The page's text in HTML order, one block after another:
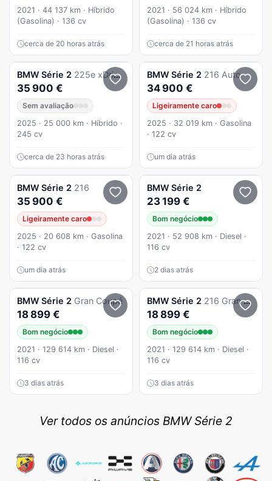
2021 · 44 137 km · Híbrido
(Gasolina) · 136 cv
cerca de 20 horas atrás
2021 · 56 024 km · Híbrido
(Gasolina) · 136 cv
cerca de 21 horas atrás
BMW Série 2 225e xDrive Auto
35 900 €
Sem avaliação
2025 · 25 000 km · Híbrido ·
245 cv
cerca de 23 horas atrás
BMW Série 2 216 Auto
34 900 €
Ligeiramente caro
2025 · 32 019 km · Gasolina
· 122 cv
um dia atrás
BMW Série 2 216
35 900 €
Ligeiramente caro
2025 · 20 608 km · Gasolina
· 122 cv
um dia atrás
BMW Série 2
23 199 €
Bom negócio
2021 · 52 908 km · Diesel ·
116 cv
2 dias atrás
BMW Série 2 Gran Coupé
18 899 €
Bom negócio
2021 · 129 614 km · Diesel ·
116 cv
3 dias atrás
BMW Série 2 216 Gran Coupé D ADVANTAGE (AUTO)
18 899 €
Bom negócio
2021 · 129 614 km · Diesel ·
116 cv
3 dias atrás
Ver todos os anúncios BMW Série 2